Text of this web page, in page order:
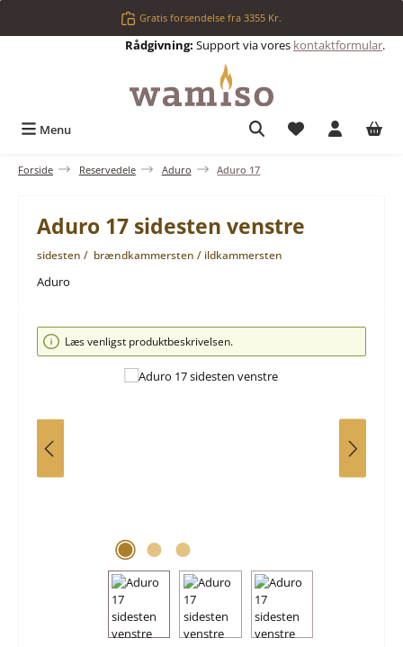
Gratis forsendelse fra 3355 Kr.
Rådgivning: Support via vores kontaktformular.
Menu Du har 0
Forside Reservedele Aduro Aduro 17
Aduro 17 sidesten venstre
sidesten / brændkammersten / ildkammersten
Aduro
Spring over billedgalleri
Læs venligst produktbeskrivelsen.